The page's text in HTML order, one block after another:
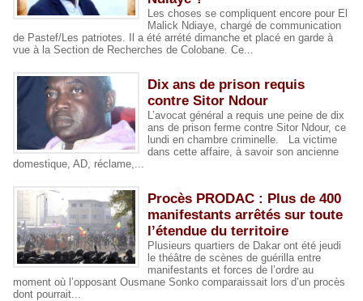
Les choses se compliquent encore pour El
Malick Ndiaye, chargé de communication
de Pastef/Les patriotes. Il a été arrété dimanche et placé en garde à
vue à la Section de Recherches de Colobane. Ce...
Dix ans de prison requis
contre Sitor Ndour
L’avocat général a requis une peine de dix
ans de prison ferme contre Sitor Ndour, ce
lundi en chambre criminelle. La victime
dans cette affaire, à savoir son ancienne
domestique, AD, réclame,...
Procès PRODAC : Plus de 400
manifestants arrêtés sur toute
l’étendue du territoire
Plusieurs quartiers de Dakar ont été jeudi
le théâtre de scènes de guérilla entre
manifestants et forces de l’ordre au
moment où l’opposant Ousmane Sonko comparaissait lors d’un procès
dont pourrait...